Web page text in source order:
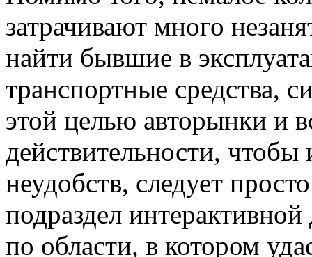
затрачивают много
найти бывшие в
транспортные средства,
этой целью авторынки и
действительности, чтобы
неудобств, следует
подраздел
по области, в котором